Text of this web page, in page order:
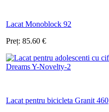
Lacat Monoblock 92
Preț: 85.60 €
Lacat pentru bicicleta Granit 460